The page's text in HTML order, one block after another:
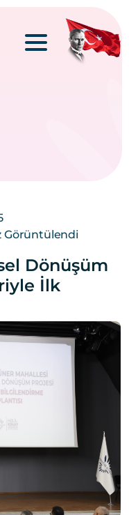
Görüntülendi
Dönüşüm
İlk